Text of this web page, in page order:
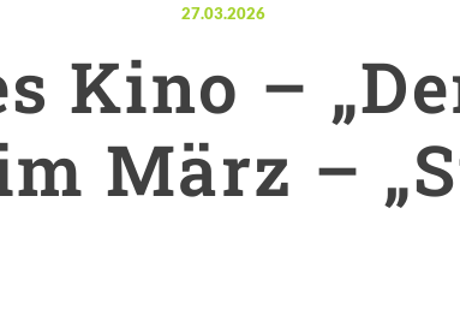
Veröffentlicht am:
27.03.2026
Kino –
März –